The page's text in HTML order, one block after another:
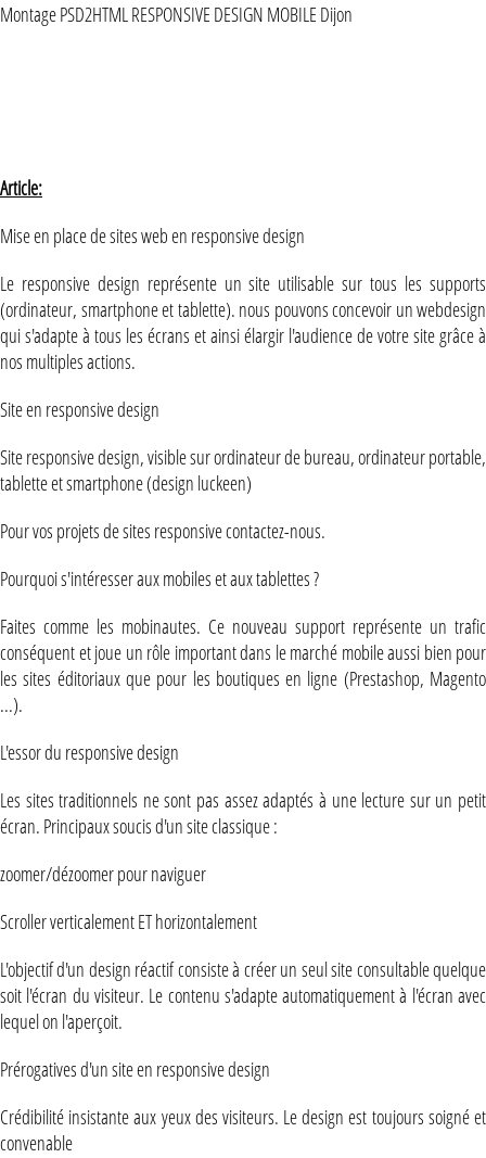
Montage PSD2HTML RESPONSIVE DESIGN MOBILE Dijon
Article:
Mise en place de sites web en responsive design
Le responsive design représente un site utilisable sur tous les supports
(ordinateur, smartphone et tablette). nous pouvons concevoir un webdesign
qui s'adapte à tous les écrans et ainsi élargir l'audience de votre site grâce à
nos multiples actions.
Site en responsive design
Site responsive design, visible sur ordinateur de bureau, ordinateur portable,
tablette et smartphone (design luckeen)
Pour vos projets de sites responsive contactez-nous.
Pourquoi s'intéresser aux mobiles et aux tablettes ?
Faites comme les mobinautes. Ce nouveau support représente un trafic
conséquent et joue un rôle important dans le marché mobile aussi bien pour
les sites éditoriaux que pour les boutiques en ligne (Prestashop, Magento
...).
L'essor du responsive design
Les sites traditionnels ne sont pas assez adaptés à une lecture sur un petit
écran. Principaux soucis d'un site classique :
zoomer/dézoomer pour naviguer
Scroller verticalement ET horizontalement
L'objectif d'un design réactif consiste à créer un seul site consultable quelque
soit l'écran du visiteur. Le contenu s'adapte automatiquement à l'écran avec
lequel on l'aperçoit.
Prérogatives d'un site en responsive design
Crédibilité insistante aux yeux des visiteurs. Le design est toujours soigné et
convenable